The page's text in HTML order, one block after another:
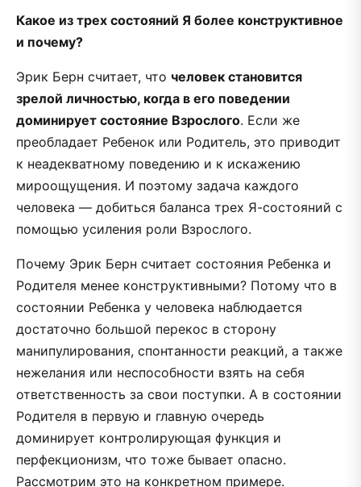
Какое из трех состояний Я более конструктивное
и почему?
Эрик Берн считает, что человек становится
зрелой личностью, когда в его поведении
доминирует состояние Взрослого. Если же
преобладает Ребенок или Родитель, это приводит
к неадекватному поведению и к искажению
мироощущения. И поэтому задача каждого
человека — добиться баланса трех Я-состояний с
помощью усиления роли Взрослого.
Почему Эрик Берн считает состояния Ребенка и
Родителя менее конструктивными? Потому что в
состоянии Ребенка у человека наблюдается
достаточно большой перекос в сторону
манипулирования, спонтанности реакций, а также
нежелания или неспособности взять на себя
ответственность за свои поступки. А в состоянии
Родителя в первую и главную очередь
доминирует контролирующая функция и
перфекционизм, что тоже бывает опасно.
Рассмотрим это на конкретном примере.